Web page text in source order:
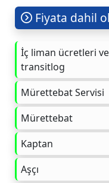
Fiyata dahil
İç liman ücretleri
transitlog
Mürettebat Servisi
Mürettebat
Kaptan
Aşçı